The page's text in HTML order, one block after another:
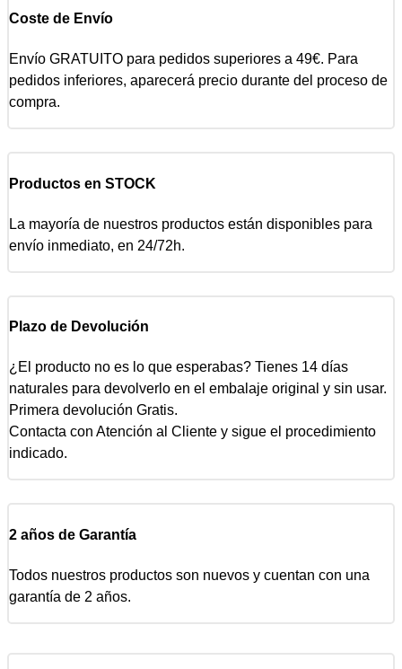
Coste de Envío
Envío GRATUITO para pedidos superiores a 49€. Para
pedidos inferiores, aparecerá precio durante del proceso de
compra.
Productos en STOCK
La mayoría de nuestros productos están disponibles para
envío inmediato, en 24/72h.
Plazo de Devolución
¿El producto no es lo que esperabas? Tienes 14 días
naturales para devolverlo en el embalaje original y sin usar.
Primera devolución Gratis.
Contacta con Atención al Cliente y sigue el procedimiento
indicado.
2 años de Garantía
Todos nuestros productos son nuevos y cuentan con una
garantía de 2 años.